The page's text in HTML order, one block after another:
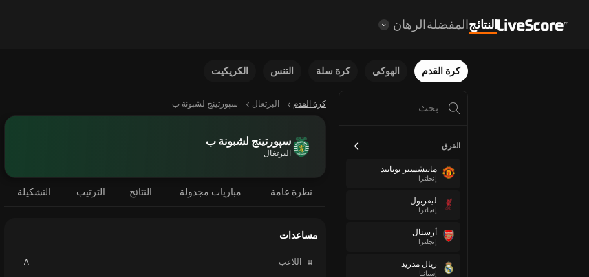
النتائجالمفضلةالرهان
كرة القدم الهوكي كرة سلة التنس الكريكيت
الفرق
مانتشستر يونايتد
إنجلترا
ليفربول
إنجلترا
أرسنال
إنجلترا
ريال مدريد
إسبانيا
كرة القدم البرتغال سپورتينج لشبونة ب
سپورتينج لشبونة ب
البرتغال
نظرة عامة مباريات مجدولة النتائج الترتيب التشكيلة
مساعدات
# اللاعب A